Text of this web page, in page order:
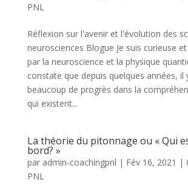
PNL
Réflexion sur l'avenir et l'évolution des
neurosciences Blogue Je suis curieuse
par la neuroscience et la physique
constate que depuis quelques années, il
beaucoup de progrès dans la
qui existent...
La théorie du pitonnage ou « Qui
bord? »
par admin-coachingpnl | Fév 16, 2021 |
PNL